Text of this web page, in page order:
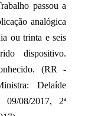
passou a
analógica
ou trinta e seis
dispositivo.
(RR -
Delaíde
09/08/2017, 2ª